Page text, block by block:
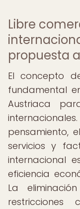
Libre
propuesta
El concepto
fundamental
Austriaca
pensamiento,
servicios y
internacional
eficiencia
La
restricciones